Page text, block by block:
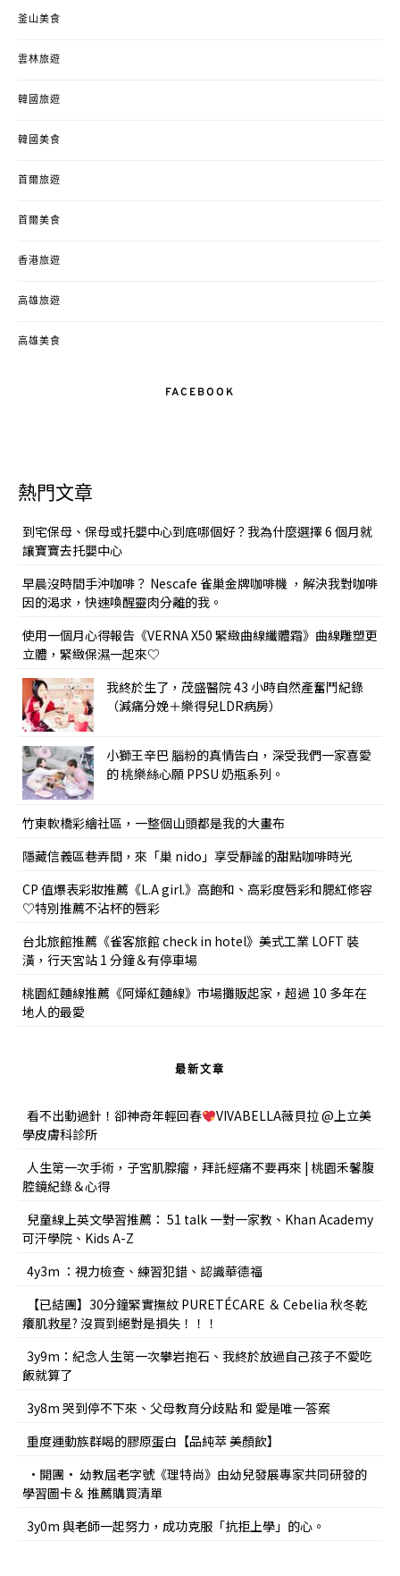
釜山美食
雲林旅遊
韓國旅遊
韓國美食
首爾旅遊
首爾美食
香港旅遊
高雄旅遊
高雄美食
FACEBOOK
熱門文章
到宅保母、保母或托嬰中心到底哪個好？我為什麼選擇 6 個月就
讓寶寶去托嬰中心
早晨沒時間手沖咖啡？ Nescafe 雀巢金牌咖啡機 ，解決我對咖啡
因的渴求，快速喚醒靈肉分離的我。
使用一個月心得報告《VERNA X50 緊緻曲線纖體霜》曲線雕塑更
立體，緊緻保濕一起來♡
我終於生了，茂盛醫院 43 小時自然產奮鬥紀錄
（減痛分娩＋樂得兒LDR病房）
小獅王辛巴 腦粉的真情告白，深受我們一家喜愛
的 桃樂絲心願 PPSU 奶瓶系列。
竹東軟橋彩繪社區，一整個山頭都是我的大畫布
隱藏信義區巷弄間，來「巢 nido」享受靜謐的甜點咖啡時光
CP 值爆表彩妝推薦《L.A girl.》高飽和、高彩度唇彩和腮紅修容
♡特別推薦不沾杯的唇彩
台北旅館推薦《雀客旅館 check in hotel》美式工業 LOFT 裝
潢，行天宮站 1 分鐘＆有停車場
桃園紅麵線推薦《阿燁紅麵線》市場攤販起家，超過 10 多年在
地人的最愛
最新文章
看不出動過針！卻神奇年輕回春
VIVABELLA薇貝拉 @上立美
學皮膚科診所
人生第一次手術，子宮肌腺瘤，拜託經痛不要再來 | 桃園禾馨腹
腔鏡紀錄＆心得
兒童線上英文學習推薦： 51 talk 一對一家教、Khan Academy
可汗學院、Kids A-Z
4y3m ：視力檢查、練習犯錯、認識華德福
【已結團】30分鐘緊實撫紋 PURETÉCARE ＆ Cebelia 秋冬乾
癢肌救星? 沒買到絕對是損失！！！
3y9m：紀念人生第一次攀岩抱石、我終於放過自己孩子不愛吃
飯就算了
3y8m 哭到停不下來、父母教育分歧點 和 愛是唯一答案
重度運動族群喝的膠原蛋白【品純萃 美顏飲】
•開團• 幼教屆老字號《理特尚》由幼兒發展專家共同研發的
學習圖卡＆ 推薦購買清單
3y0m 與老師一起努力，成功克服「抗拒上學」的心。